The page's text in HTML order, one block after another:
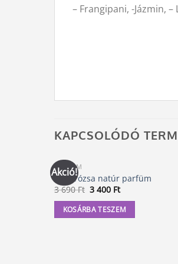
– Frangipani, -Jázmin,
KAPCSOLÓDÓ
Akció!
PARFÜM
Tubarózsa natúr parfüm
3 690Ft Original
was:
3
3 400 FtCurrent
is:
3
KOSÁRBA TESZEM